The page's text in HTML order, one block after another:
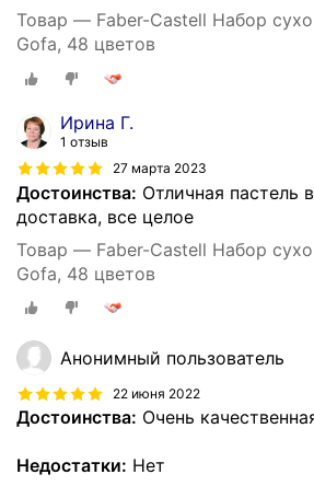
Товар — Faber-Castell Набор
Gofa, 48 цветов
Ирина Г.
1 отзыв
27 марта 2023
Достоинства: Отличная пастель
доставка, все целое
Товар — Faber-Castell Набор
Gofa, 48 цветов
Анонимный пользователь
22 июня 2022
Достоинства: Очень
Недостатки: Нет